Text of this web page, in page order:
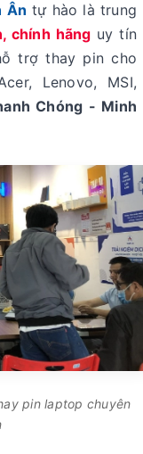
Ân tự hào là trung
chính hãng uy tín
trợ thay pin cho
Lenovo, MSI,
Chóng - Minh
pin laptop chuyên